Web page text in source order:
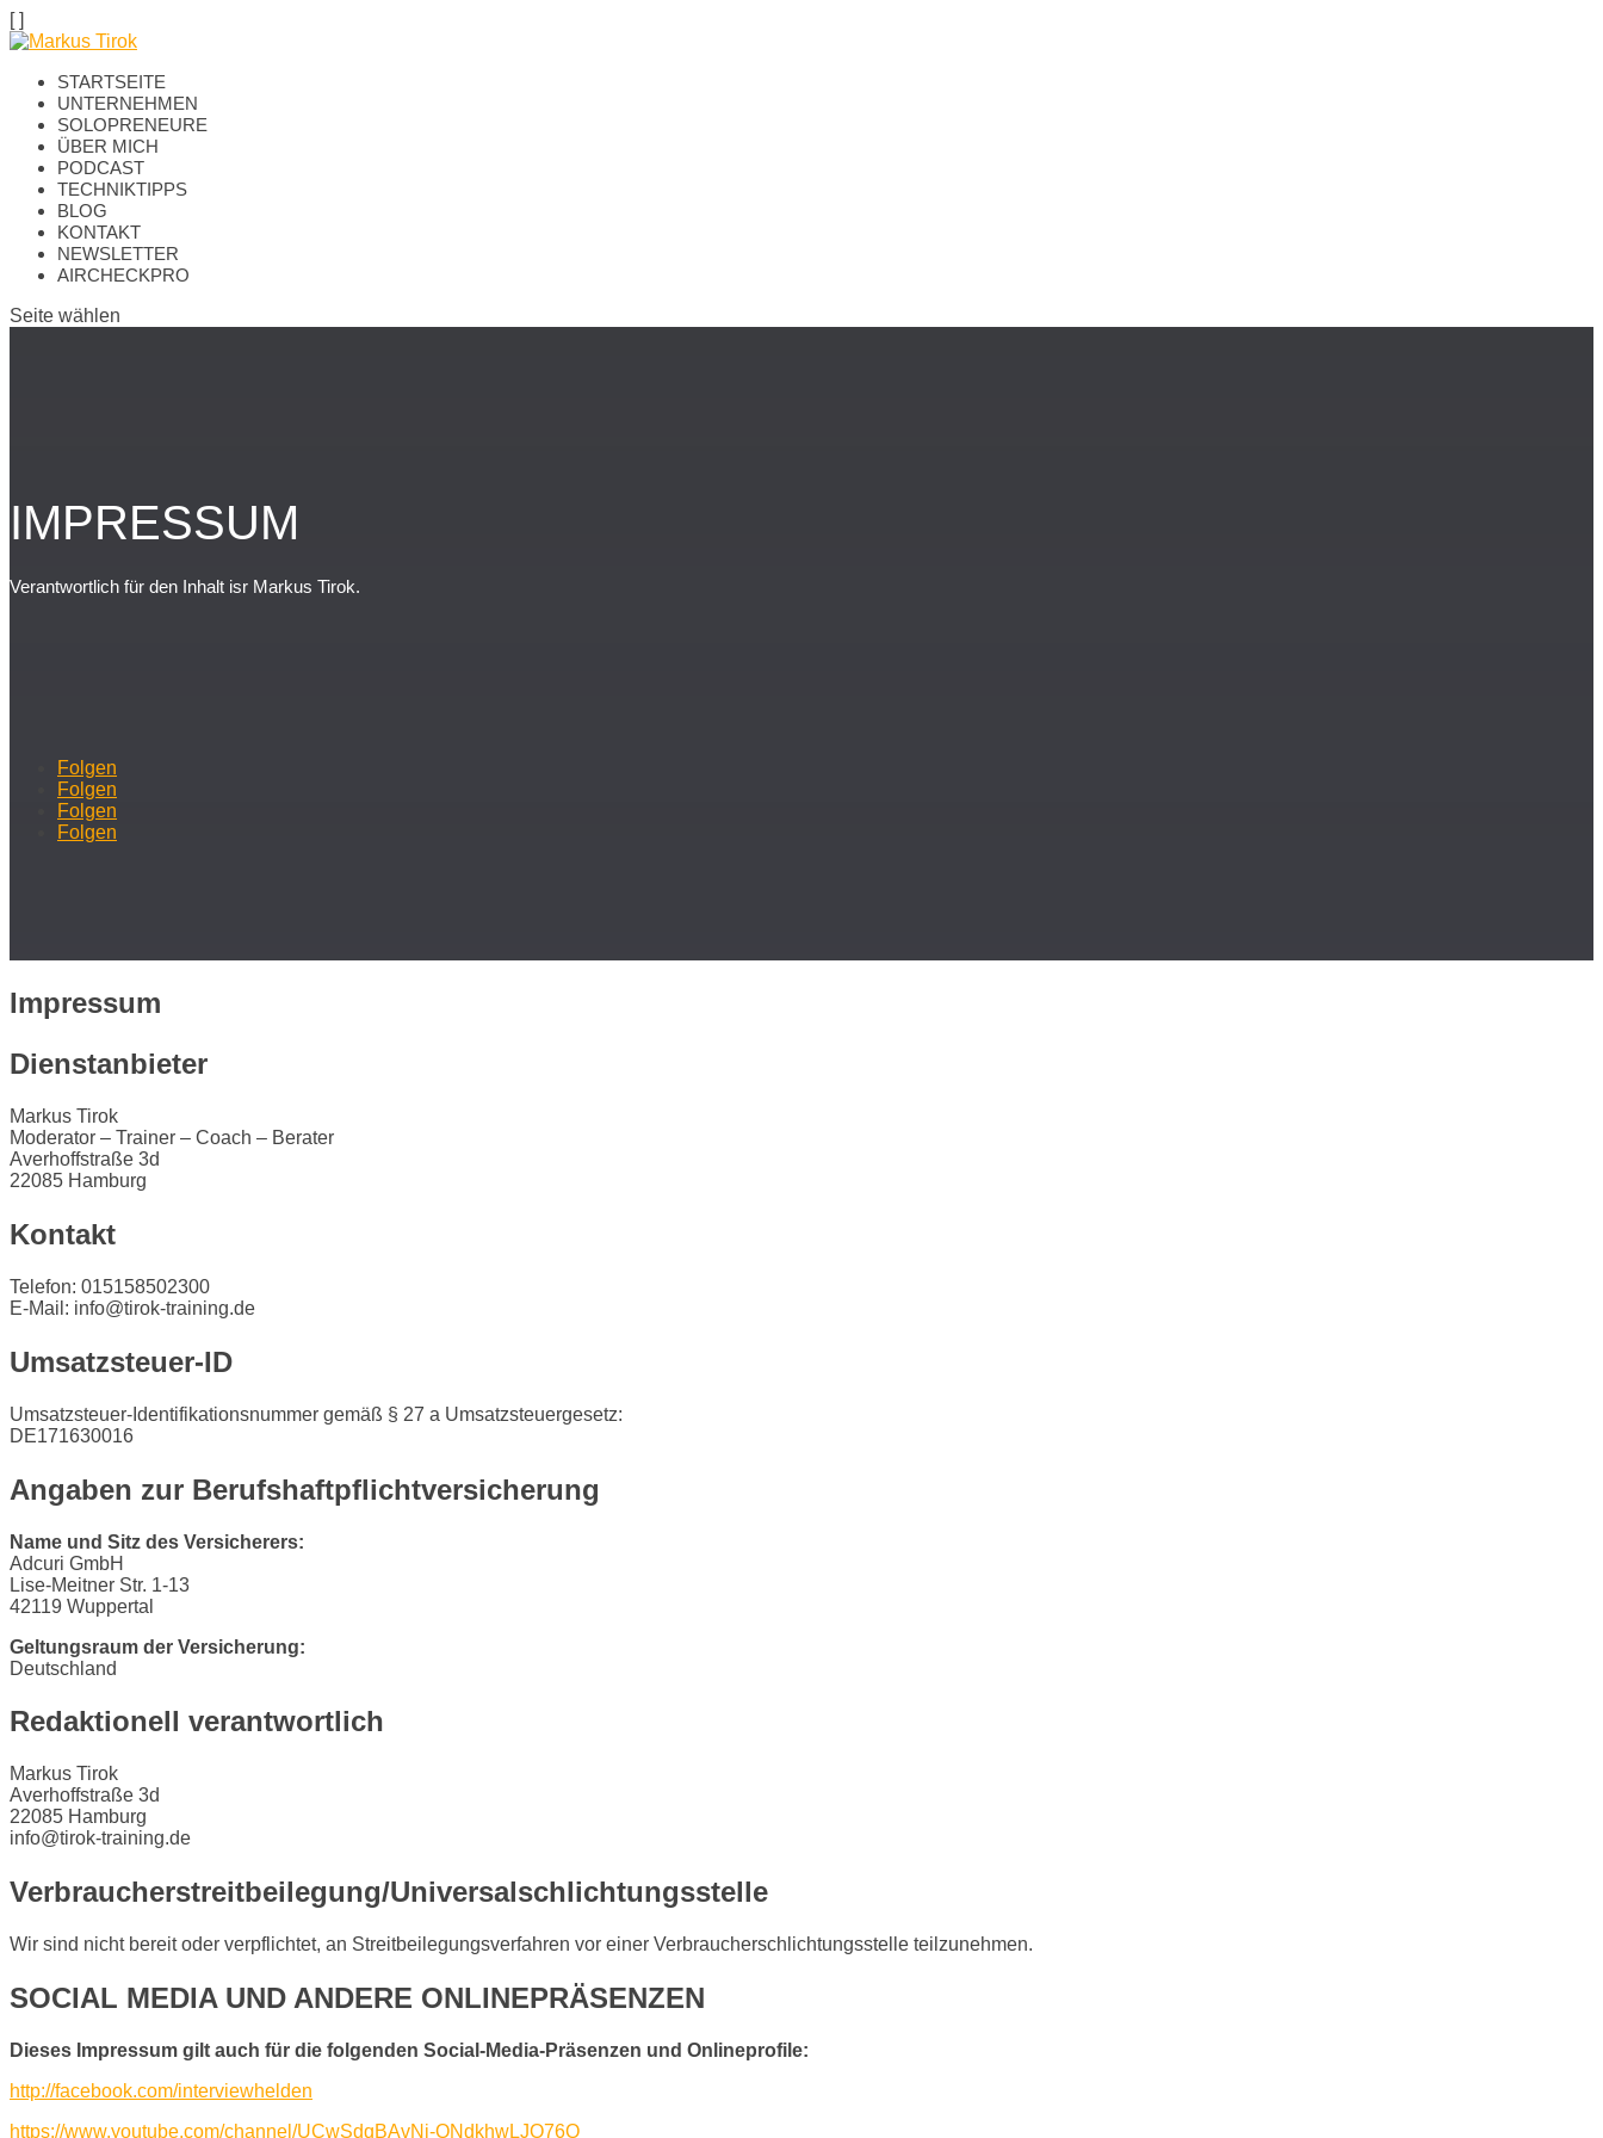
[ ]
STARTSEITE
UNTERNEHMEN
SOLOPRENEURE
ÜBER MICH
PODCAST
TECHNIKTIPPS
BLOG
KONTAKT
NEWSLETTER
AIRCHECKPRO
Seite wählen
IMPRESSUM
Verantwortlich für den Inhalt isr Markus Tirok.
Folgen
Folgen
Folgen
Folgen
Impressum
Dienstanbieter
Markus Tirok
Moderator – Trainer – Coach – Berater
Averhoffstraße 3d
22085 Hamburg
Kontakt
Telefon: 015158502300
E-Mail: info@tirok-training.de
Umsatzsteuer-ID
Umsatzsteuer-Identifikationsnummer gemäß § 27 a Umsatzsteuergesetz:
DE171630016
Angaben zur Berufs­haftpflicht­versicherung
Name und Sitz des Versicherers:
Adcuri GmbH
Lise-Meitner Str. 1-13
42119 Wuppertal
Geltungsraum der Versicherung:
Deutschland
Redaktionell verantwortlich
Markus Tirok
Averhoffstraße 3d
22085 Hamburg
info@tirok-training.de
Verbraucher­streit­beilegung/Universal­schlichtungs­stelle
Wir sind nicht bereit oder verpflichtet, an Streitbeilegungsverfahren vor einer Verbraucherschlichtungsstelle teilzunehmen.
SOCIAL MEDIA UND ANDERE ONLINEPRÄSENZEN
Dieses Impressum gilt auch für die folgenden Social-Media-Präsenzen und Onlineprofile:
http://facebook.com/interviewhelden
https://www.youtube.com/channel/UCwSdqBAvNj-QNdkhwLJO76Q